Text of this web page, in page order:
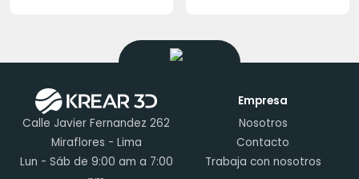
Calle Javier Fernandez 262
Miraflores - Lima
Lun - Sáb de 9:00 am a 7:00
Empresa
Nosotros
Contacto
Trabaja con nosotros